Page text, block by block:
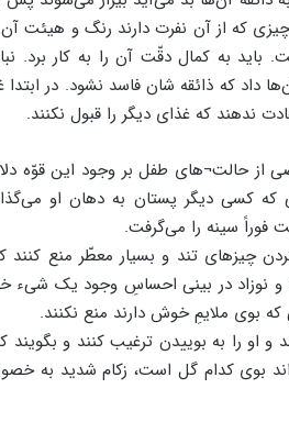
که از آن نفرت دارند رنگ و هیئت آن
به کمال دقّت آن را به کار برد.
داد که ذائقه شان فاسد نشود. در
ندهند که غذای دیگر را قبول نکنند.
از حالت¬های طفل بر وجود این قوّه
کسی دیگر پستان به دهان او
سینه را می‌گرفت.
چیزهای تند و بسیار معطّر منع کنند
و نوزاد در بینی احساسِ وجود یک شیء
بوی ملایمِ خوش دارند منع نکنند.
او را به بوییدن ترغیب کنند و
بوی کدام گل است، زکام شدید به خصوص
داروی تقویت عصب